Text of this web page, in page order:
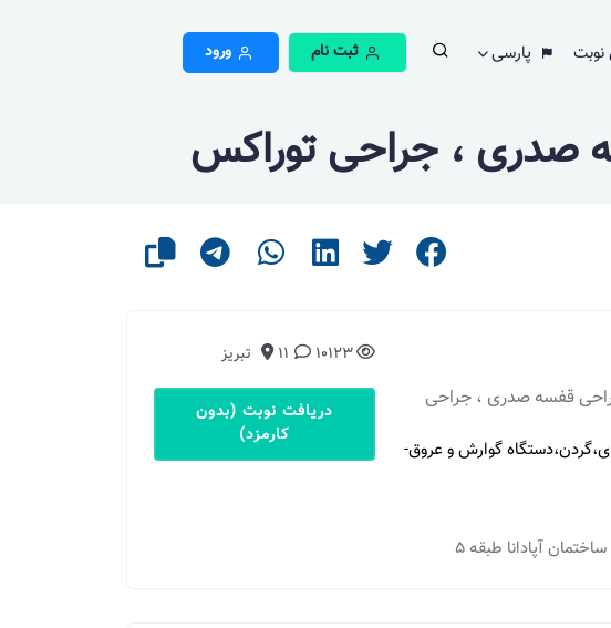
نوبت پارسی ثبت نام ورود
، جراحی توراکس
قفسه صدری ، جراحی
گوارش و عروق-
10123
11 تبریز
دریافت نوبت (بدون
کارمزد)